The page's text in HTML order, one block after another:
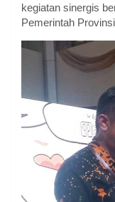
kegiatan sinergis
Pemerintah